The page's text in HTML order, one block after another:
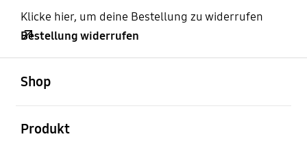
Klicke hier, um deine Bestellung zu widerrufen
Bestellung widerrufen
Shop
Produkt